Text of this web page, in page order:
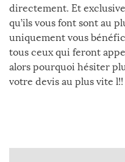
directement. Et
qu’ils vous font sont au
uniquement vous
tous ceux qui feront
alors pourquoi hésiter
votre devis au plus vite l!!